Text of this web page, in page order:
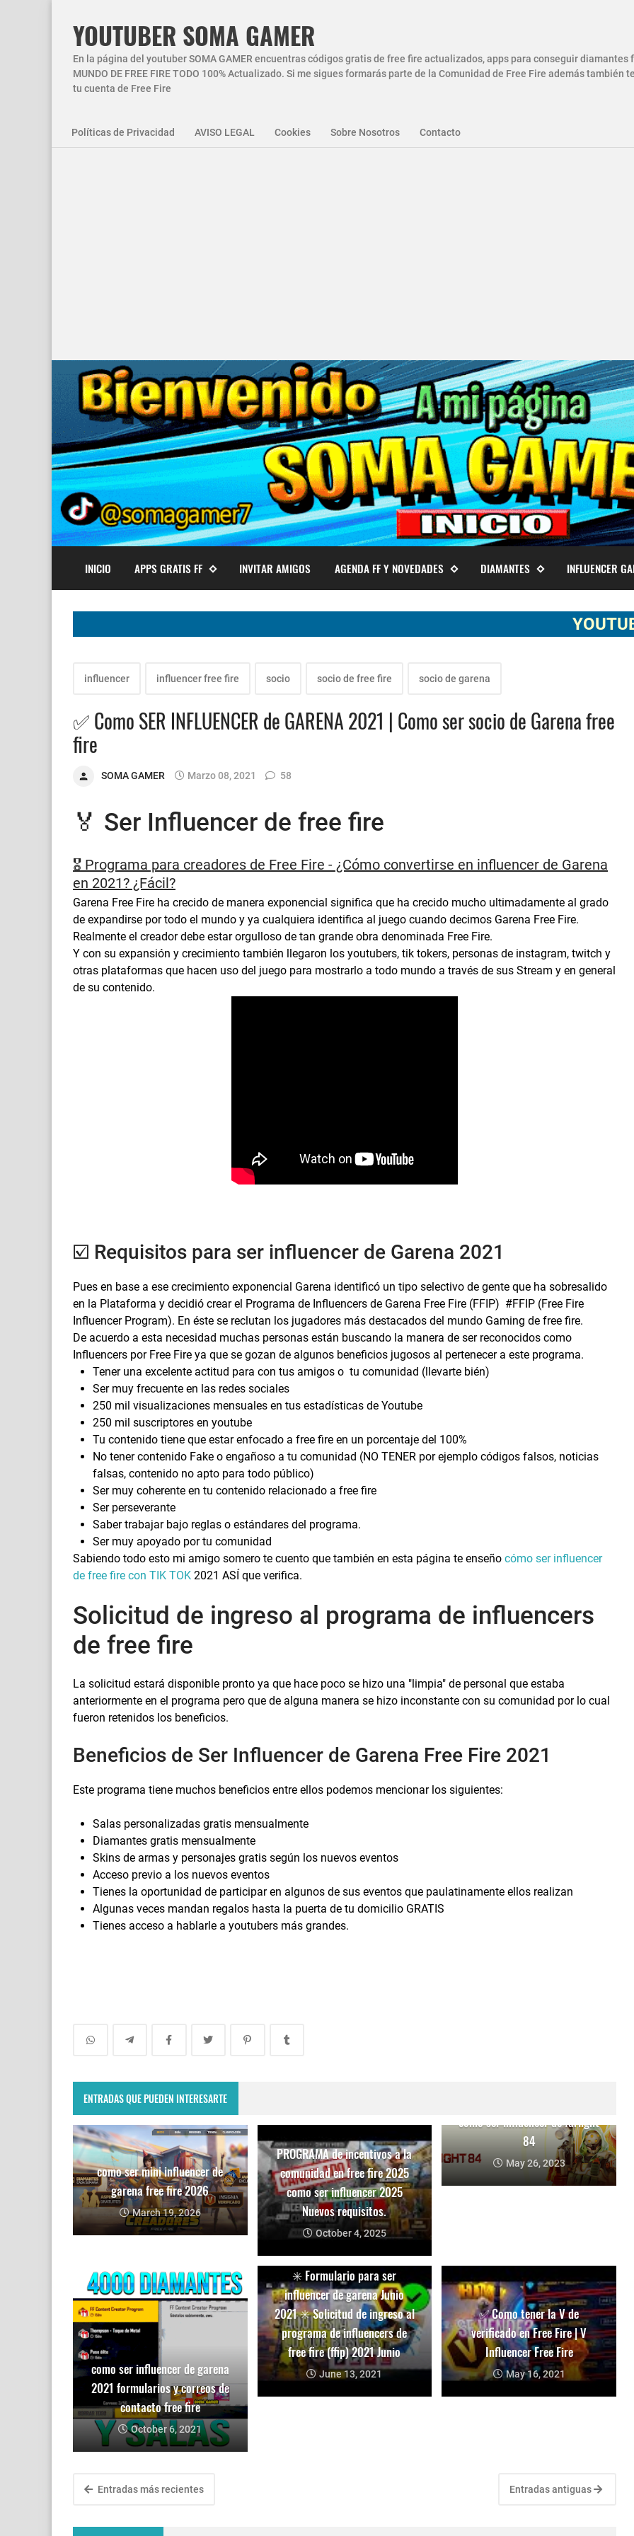
YOUTUBER SOMA GAMER
En la página del youtuber SOMA GAMER encuentras códigos gratis de free fire actualizados, apps para conseguir diamantes
MUNDO DE FREE FIRE TODO 100% Actualizado. Si me sigues formarás parte de la Comunidad de Free Fire además
tu cuenta de Free Fire
Políticas de Privacidad AVISO LEGAL Cookies Sobre Nosotros Contacto
INICIO APPS GRATIS FF INVITAR AMIGOS AGENDA FF Y NOVEDADES DIAMANTES INFLUENCER
YOUTUBER
influencer influencer free fire socio socio de free fire socio de garena
✅ Como SER INFLUENCER de GARENA 2021 | Como ser socio de Garena free
fire
SOMA GAMER Marzo 08, 2021 58
🏅 Ser Influencer de free fire
🎖️ Programa para creadores de Free Fire - ¿Cómo convertirse en influencer de Garena
en 2021? ¿Fácil?
Garena Free Fire ha crecido de manera exponencial significa que ha crecido mucho ultimadamente al grado
de expandirse por todo el mundo y ya cualquiera identifica al juego cuando decimos Garena Free Fire.
Realmente el creador debe estar orgulloso de tan grande obra denominada Free Fire.
Y con su expansión y crecimiento también llegaron los youtubers, tik tokers, personas de instagram, twitch y
otras plataformas que hacen uso del juego para mostrarlo a todo mundo a través de sus Stream y en general
de su contenido.
☑️ Requisitos para ser influencer de Garena 2021
Pues en base a ese crecimiento exponencial Garena identificó un tipo selectivo de gente que ha sobresalido
en la Plataforma y decidió crear el Programa de Influencers de Garena Free Fire (FFIP) #FFIP (Free Fire
Influencer Program). En éste se reclutan los jugadores más destacados del mundo Gaming de free fire.
De acuerdo a esta necesidad muchas personas están buscando la manera de ser reconocidos como
Influencers por Free Fire ya que se gozan de algunos beneficios jugosos al pertenecer a este programa.
Tener una excelente actitud para con tus amigos o tu comunidad (llevarte bién)
Ser muy frecuente en las redes sociales
250 mil visualizaciones mensuales en tus estadísticas de Youtube
250 mil suscriptores en youtube
Tu contenido tiene que estar enfocado a free fire en un porcentaje del 100%
No tener contenido Fake o engañoso a tu comunidad (NO TENER por ejemplo códigos falsos, noticias
falsas, contenido no apto para todo público)
Ser muy coherente en tu contenido relacionado a free fire
Ser perseverante
Saber trabajar bajo reglas o estándares del programa.
Ser muy apoyado por tu comunidad
Sabiendo todo esto mi amigo somero te cuento que también en esta página te enseño cómo ser influencer
de free fire con TIK TOK 2021 ASÍ que verifica.
Solicitud de ingreso al programa de influencers
de free fire
La solicitud estará disponible pronto ya que hace poco se hizo una "limpia" de personal que estaba
anteriormente en el programa pero que de alguna manera se hizo inconstante con su comunidad por lo cual
fueron retenidos los beneficios.
Beneficios de Ser Influencer de Garena Free Fire 2021
Este programa tiene muchos beneficios entre ellos podemos mencionar los siguientes:
Salas personalizadas gratis mensualmente
Diamantes gratis mensualmente
Skins de armas y personajes gratis según los nuevos eventos
Acceso previo a los nuevos eventos
Tienes la oportunidad de participar en algunos de sus eventos que paulatinamente ellos realizan
Algunas veces mandan regalos hasta la puerta de tu domicilio GRATIS
Tienes acceso a hablarle a youtubers más grandes.
ENTRADAS QUE PUEDEN INTERESARTE
como ser mini influencer de
garena free fire 2026
March 19, 2026
PROGRAMA de incentivos a la
comunidad en free fire 2025
como ser influencer 2025
Nuevos requisitos.
October 4, 2025
como ser influencer de farlight
84
May 26, 2023
como ser influencer de garena
2021 formularios y correos de
contacto free fire
October 6, 2021
✳️ Formulario para ser
influencer de garena Junio
2021 ✳️ Solicitud de ingreso al
programa de influencers de
free fire (ffip) 2021 Junio
June 13, 2021
✅ Como tener la V de
verificado en Free Fire | V
Influencer Free Fire
May 16, 2021
Entradas más recientes Entradas antiguas